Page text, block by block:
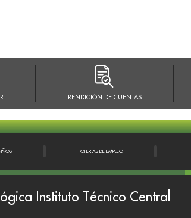
RENDICIÓN DE CUENTAS
OFERTAS DE EMPLEO
Instituto Técnico Central